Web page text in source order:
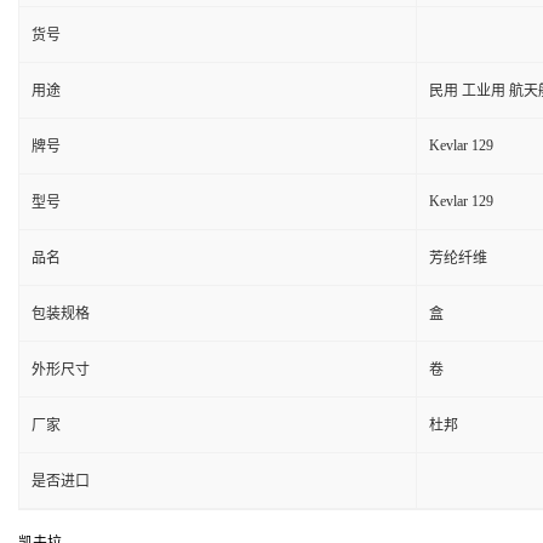
货号
用途 民用 工业用 航天
牌号 Kevlar 129
型号 Kevlar 129
品名 芳纶纤维
包装规格 盒
外形尺寸 卷
厂家 杜邦
是否进口